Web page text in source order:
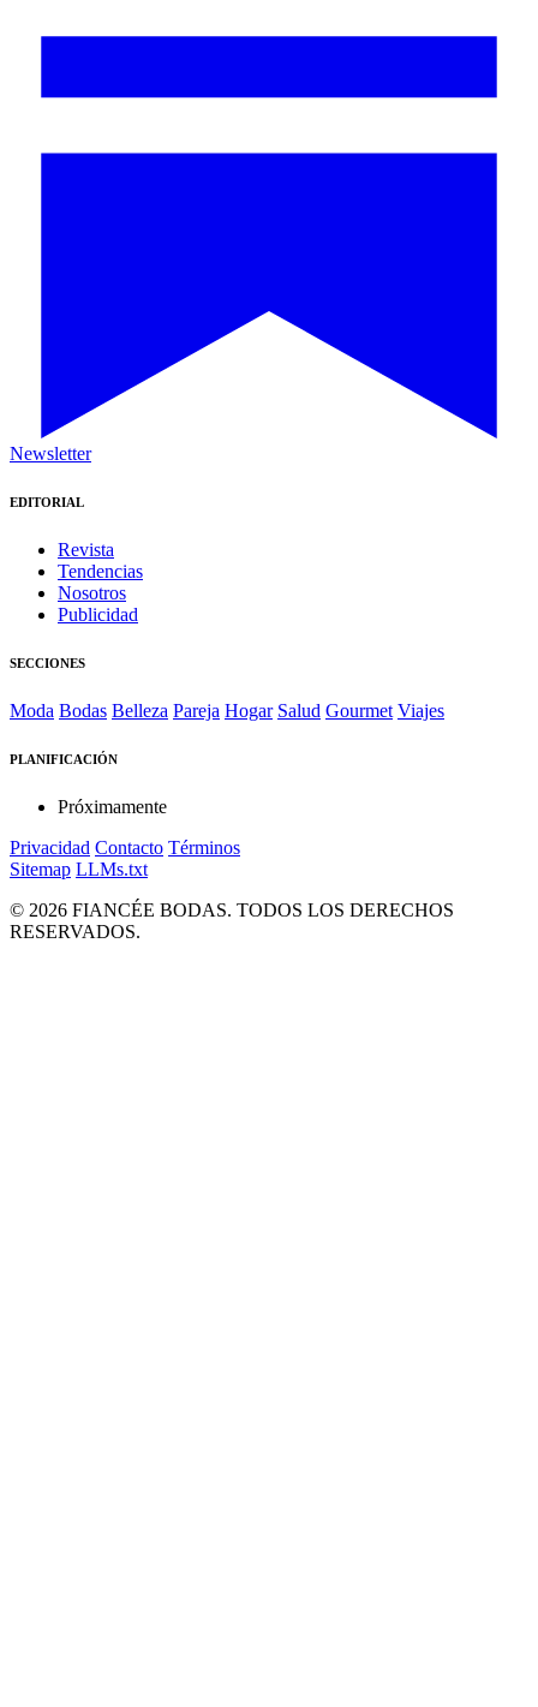
Newsletter
EDITORIAL
Revista
Tendencias
Nosotros
Publicidad
SECCIONES
Moda Bodas Belleza Pareja Hogar Salud Gourmet Viajes
PLANIFICACIÓN
Próximamente
Privacidad Contacto Términos
Sitemap LLMs.txt
© 2026 FIANCÉE BODAS. TODOS LOS DERECHOS
RESERVADOS.